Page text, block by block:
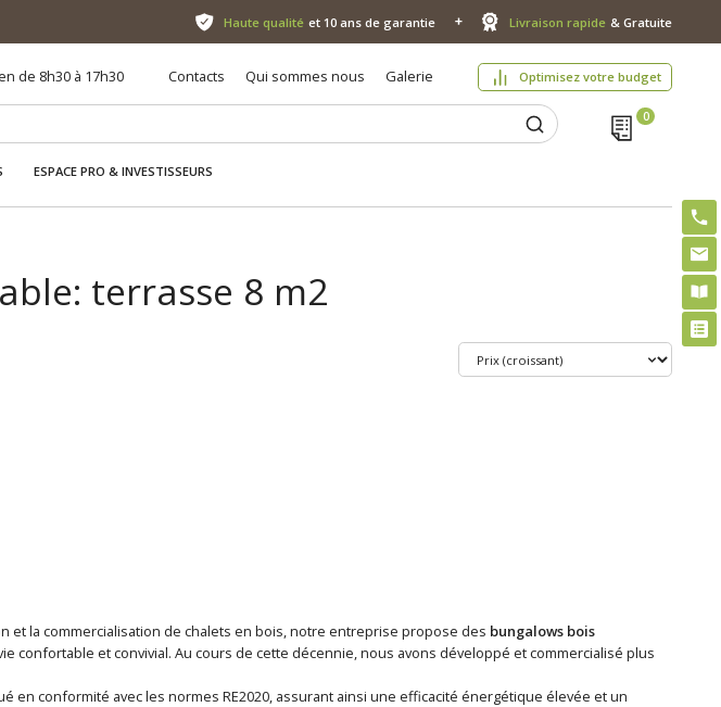
Haute qualité et 10 ans de garantie Livraison rapide & Gratuite
de 8h30 à 17h30 Contacts Qui sommes nous Galerie Optimisez votre budget
ESPACE PRO & INVESTISSEURS
terrasse 8 m2
et la commercialisation de chalets en bois, notre entreprise propose des bungalows bois
confortable et convivial. Au cours de cette décennie, nous avons développé et commercialisé plus
conformité avec les normes RE2020, assurant ainsi une efficacité énergétique élevée et un